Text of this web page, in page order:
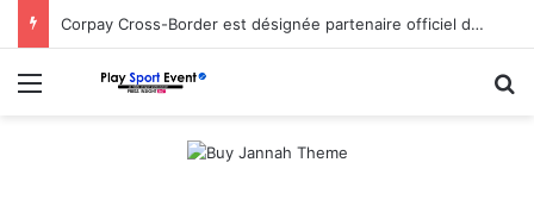
Corpay Cross-Border est désignée partenaire officiel de change d’Ultimate Sevens
Menu